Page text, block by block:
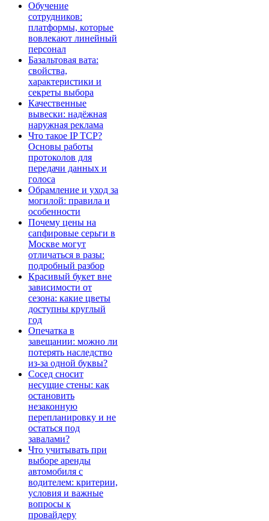
Обучение
сотрудников:
платформы, которые
вовлекают линейный
персонал
Базальтовая вата:
свойства,
характеристики и
секреты выбора
Качественные
вывески: надёжная
наружная реклама
Что такое IP TCP?
Основы работы
протоколов для
передачи данных и
голоса
Обрамление и уход за
могилой: правила и
особенности
Почему цены на
сапфировые серьги в
Москве могут
отличаться в разы:
подробный разбор
Красивый букет вне
зависимости от
сезона: какие цветы
доступны круглый
год
Опечатка в
завещании: можно ли
потерять наследство
из-за одной буквы?
Сосед сносит
несущие стены: как
остановить
незаконную
перепланировку и не
остаться под
завалами?
Что учитывать при
выборе аренды
автомобиля с
водителем: критерии,
условия и важные
вопросы к
провайдеру